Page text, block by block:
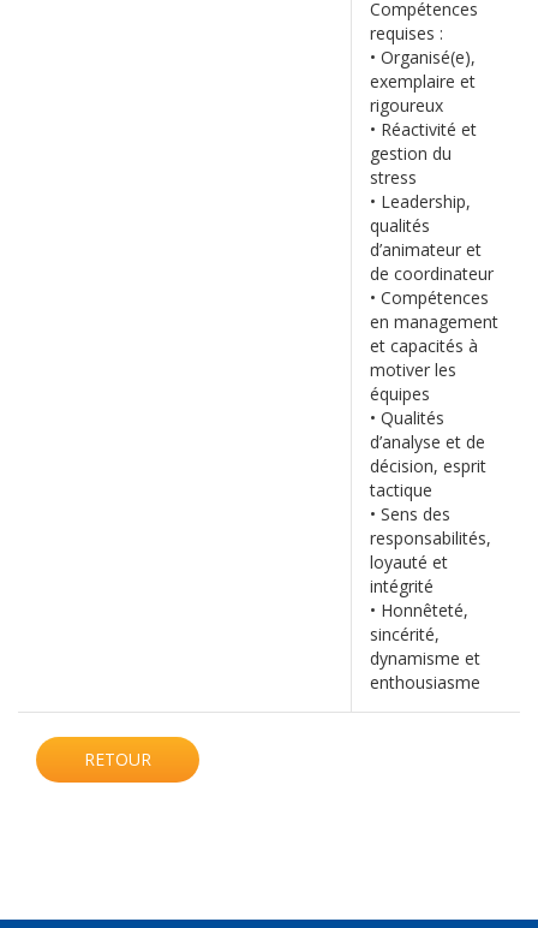
Compétences
requises :
• Organisé(e),
exemplaire et
rigoureux
• Réactivité et
gestion du
stress
• Leadership,
qualités
d’animateur et
de coordinateur
• Compétences
en management
et capacités à
motiver les
équipes
• Qualités
d’analyse et de
décision, esprit
tactique
• Sens des
responsabilités,
loyauté et
intégrité
• Honnêteté,
sincérité,
dynamisme et
enthousiasme
RETOUR